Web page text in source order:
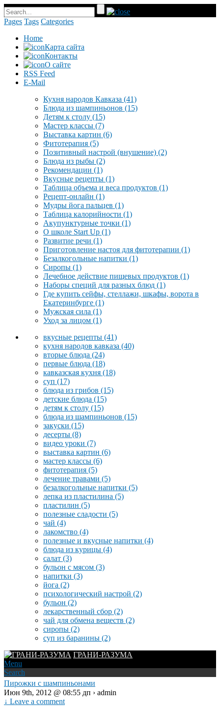
Pages Tags Categories
Home
Карта сайта
Контакты
О сайте
RSS Feed
E-Mail
Кухня народов Кавказа (41)
Блюда из шампиньонов (15)
Детям к столу (15)
Мастер классы (7)
Выставка картин (6)
Фитотерапия (5)
Позитивный настрой (внушение) (2)
Блюда из рыбы (2)
Рекомендации (1)
Вкусные рецепты (1)
Таблица объема и веса продуктов (1)
Рецепт-онлайн (1)
Мудры йога пальцев (1)
Таблица калорийности (1)
Акупунктурные точки (1)
О школе Start Up (1)
Развитие речи (1)
Приготовление настоя для фитотерапии (1)
Безалкогольные напитки (1)
Сиропы (1)
Лечебное действие пищевых продуктов (1)
Наборы специй для разных блюд (1)
Где купить сейфы, стеллажи, шкафы, ворота в
Екатеринбурге (1)
Мужская сила (1)
Уход за лицом (1)
вкусные рецепты (41)
кухня народов кавказа (40)
вторые блюда (24)
первые блюда (18)
кавказская кухня (18)
суп (17)
блюда из грибов (15)
детские блюда (15)
детям к столу (15)
блюда из шампиньонов (15)
закуски (15)
десерты (8)
видео уроки (7)
выставка картин (6)
мастер классы (6)
фитотерапия (5)
лечение травами (5)
безалкогольные напитки (5)
лепка из пластилина (5)
пластилин (5)
полезные сладости (5)
чай (4)
лакомство (4)
полезные и вкусные напитки (4)
блюда из курицы (4)
салат (3)
бульон с мясом (3)
напитки (3)
йога (2)
психологический настрой (2)
бульон (2)
лекарственный сбор (2)
чай для обмена веществ (2)
сиропы (2)
суп из баранины (2)
ГРАНИ-РАЗУМА
Menu
Search
Пирожки с шампиньонами
Июн 9th, 2012 @ 08:55 дп › admin
↓ Leave a comment